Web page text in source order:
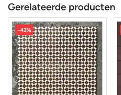
Gerelateerde producten
-42%